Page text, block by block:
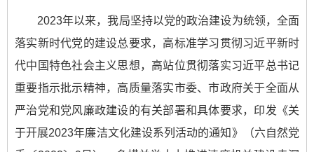
2023年以来，我局坚持以党的政治建设为统领，全面
落实新时代党的建设总要求，高标准学习贯彻习近平新时
代中国特色社会主义思想，高站位贯彻落实习近平总书记
重要指示批示精神，高质量落实市委、市政府关于全面从
严治党和党风廉政建设的有关部署和具体要求，印发《关
于开展2023年廉洁文化建设系列活动的通知》（六自然党